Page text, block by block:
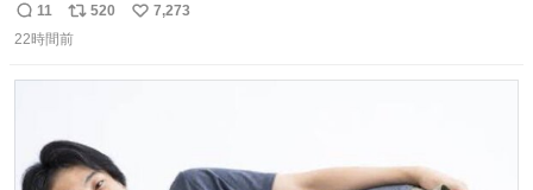
返
信
11
リ
ポ
520
い
7,273
22時間前